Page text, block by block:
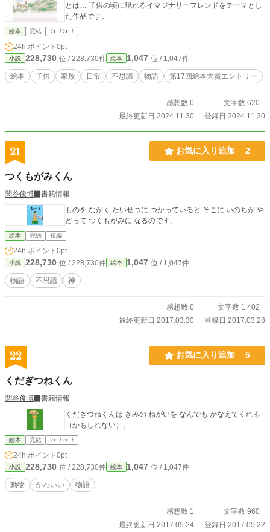
とは… 子供の頃に現れるイマジナリーフレンドをテーマとし
た作品です。
絵本 完結 ｼｮｰﾄｼｮｰﾄ
24h.ポイント 0pt
小説 228,730 位 / 228,730件 絵本 1,047 位 / 1,047件
絵本 子供 家族 日常 不思議 物語 第17回絵本大賞エントリー
感想数 0
文字数 620
最終更新日 2024.11.30
登録日 2024.11.30
21 お気に入り追加 2
つくもがみくん
関谷俊博
書籍情報
ものを ながく たいせつに つかっていると そこに いのちが や
どって つくもがみに なるのです。
絵本 完結 短編
24h.ポイント 0pt
小説 228,730 位 / 228,730件 絵本 1,047 位 / 1,047件
物語 不思議 神
感想数 0
文字数 1,402
最終更新日 2017.03.30
登録日 2017.03.28
22 お気に入り追加 5
くだぎつねくん
関谷俊博
書籍情報
くだぎつねくんは きみの ねがいを なんでも かなえてくれる
（かもしれない）。
絵本 完結 ｼｮｰﾄｼｮｰﾄ
24h.ポイント 0pt
小説 228,730 位 / 228,730件 絵本 1,047 位 / 1,047件
動物 かわいい 物語
感想数 1
文字数 960
最終更新日 2017.05.24
登録日 2017.05.22